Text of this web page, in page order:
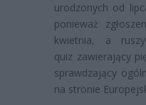
urodzonych od
ponieważ
kwietnia, a
quiz zawierający
sprawdzający
na stronie